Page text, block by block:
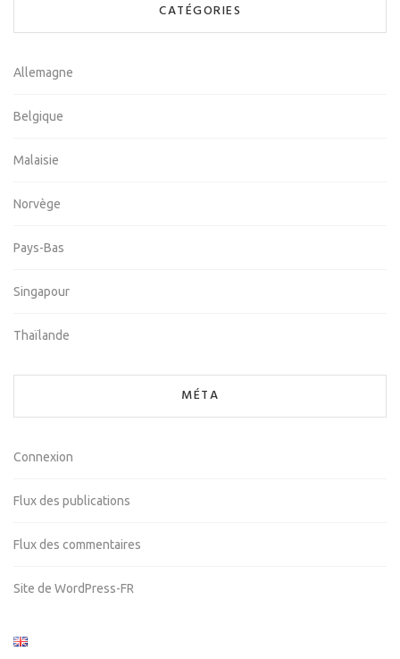
CATÉGORIES
Allemagne
Belgique
Malaisie
Norvège
Pays-Bas
Singapour
Thaïlande
MÉTA
Connexion
Flux des publications
Flux des commentaires
Site de WordPress-FR